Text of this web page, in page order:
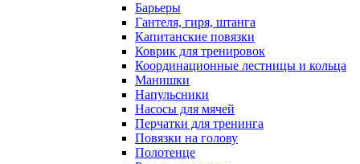
Барьеры
Гантеля, гиря, штанга
Капитанские повязки
Коврик для тренировок
Координационные лестницы и кольца
Манишки
Напульсники
Насосы для мячей
Перчатки для тренинга
Повязки на голову
Полотенце